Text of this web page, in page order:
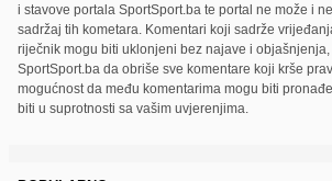
i stavove portala SportSport.ba te portal ne može i
sadržaj tih kometara. Komentari koji sadrže
riječnik mogu biti uklonjeni bez najave i
SportSport.ba da obriše sve komentare koji krše
mogućnost da među komentarima mogu biti
biti u suprotnosti sa vašim uvjerenjima.